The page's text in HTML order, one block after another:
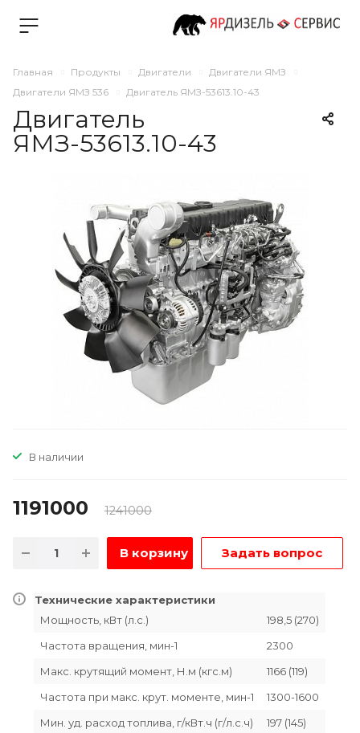
Главная Продукты Двигатели
Двигатели ЯМЗ
Двигатели ЯМЗ 536
Двигатель ЯМЗ-53613.10-43
Двигатель
ЯМЗ-53613.10-43
В наличии
1191000 1241000
В корзину Задать вопрос
Технические характеристики
Мощность, кВт (л.с.)
198,5 (270)
Частота вращения, мин-1
2300
Макс. крутящий момент, Н.м (кгс.м)
1166 (119)
Частота при макс. крут. моменте, мин-1
1300-1600
Мин. уд. расход топлива, г/кВт.ч (г/л.с.ч)
197 (145)